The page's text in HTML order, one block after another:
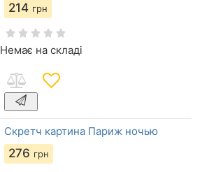
214 грн
Немає на складі
Скретч картина Париж ночью
276 грн